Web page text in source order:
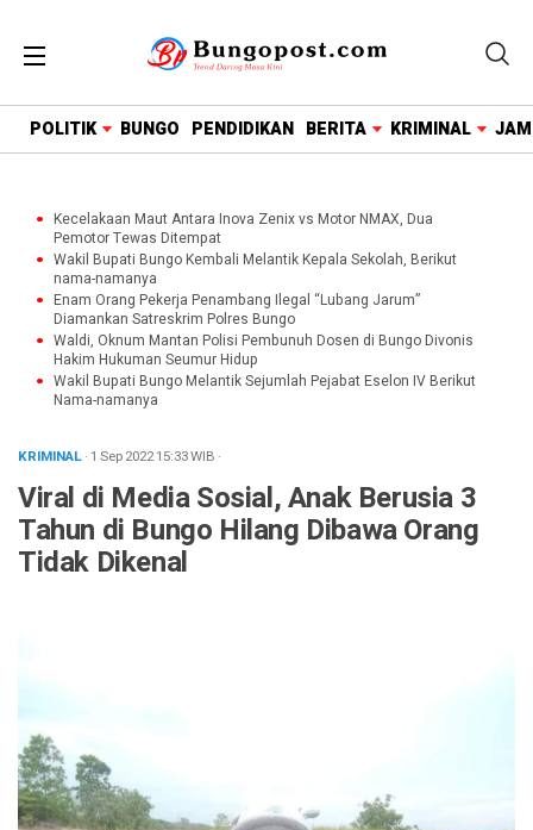
f08c47fec0942fa0
POLITIK BUNGO PENDIDIKAN BERITA KRIMINAL
Kecelakaan Maut Antara Inova Zenix vs Motor NMAX, Dua
Pemotor Tewas Ditempat
Wakil Bupati Bungo Kembali Melantik Kepala Sekolah, Berikut
nama-namanya
Enam Orang Pekerja Penambang Ilegal “Lubang Jarum”
Diamankan Satreskrim Polres Bungo
Waldi, Oknum Mantan Polisi Pembunuh Dosen di Bungo Divonis
Hakim Hukuman Seumur Hidup
Wakil Bupati Bungo Melantik Sejumlah Pejabat Eselon IV Berikut
Nama-namanya
KRIMINAL· 1 Sep 202215:33WIB ·
Viral di Media Sosial, Anak Berusia 3
Tahun di Bungo Hilang Dibawa Orang
Tidak Dikenal